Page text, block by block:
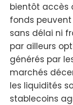
bientôt accès
fonds
sans délai ni
par ailleurs
générés par
marchés
les liquidités
stablecoins